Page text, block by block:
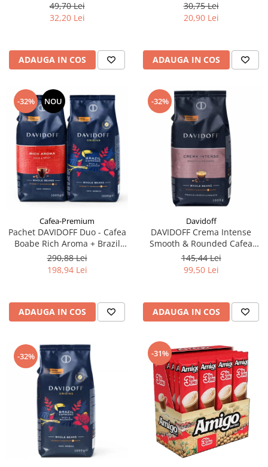
49,70 Lei
32,20 Lei
ADAUGA IN COS
filtre de Ceai
30,75 Lei
20,90 Lei
ADAUGA IN COS
-32% NOU
Cafea-Premium
Pachet DAVIDOFF Duo - Cafea
Boabe Rich Aroma + Brazil
2x1Kg
290,88 Lei
198,94 Lei
ADAUGA IN COS
-32%
Davidoff
DAVIDOFF Crema Intense
Smooth & Rounded Cafea
Boabe 1Kg
145,44 Lei
99,50 Lei
ADAUGA IN COS
-32% -31%